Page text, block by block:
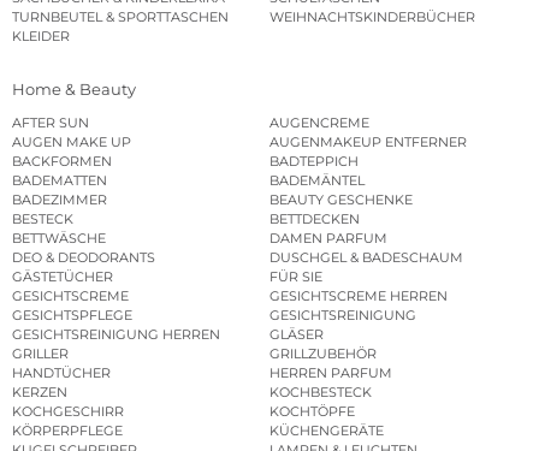
TURNBEUTEL & SPORTTASCHEN
WEIHNACHTSKINDERBÜCHER
KLEIDER
Home & Beauty
AFTER SUN
AUGENCREME
AUGEN MAKE UP
AUGENMAKEUP ENTFERNER
BACKFORMEN
BADTEPPICH
BADEMATTEN
BADEMÄNTEL
BADEZIMMER
BEAUTY GESCHENKE
BESTECK
BETTDECKEN
BETTWÄSCHE
DAMEN PARFUM
DEO & DEODORANTS
DUSCHGEL & BADESCHAUM
GÄSTETÜCHER
FÜR SIE
GESICHTSCREME
GESICHTSCREME HERREN
GESICHTSPFLEGE
GESICHTSREINIGUNG
GESICHTSREINIGUNG HERREN
GLÄSER
GRILLER
GRILLZUBEHÖR
HANDTÜCHER
HERREN PARFUM
KERZEN
KOCHBESTECK
KOCHGESCHIRR
KOCHTÖPFE
KÖRPERPFLEGE
KÜCHENGERÄTE